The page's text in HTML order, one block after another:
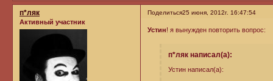
Поделиться25 июня, 2012г. 16:47:54
п*ляк
Активный участник
Устин! я вынужден повторить вопрос:
п*ляк написал(а):
Устин написал(а):